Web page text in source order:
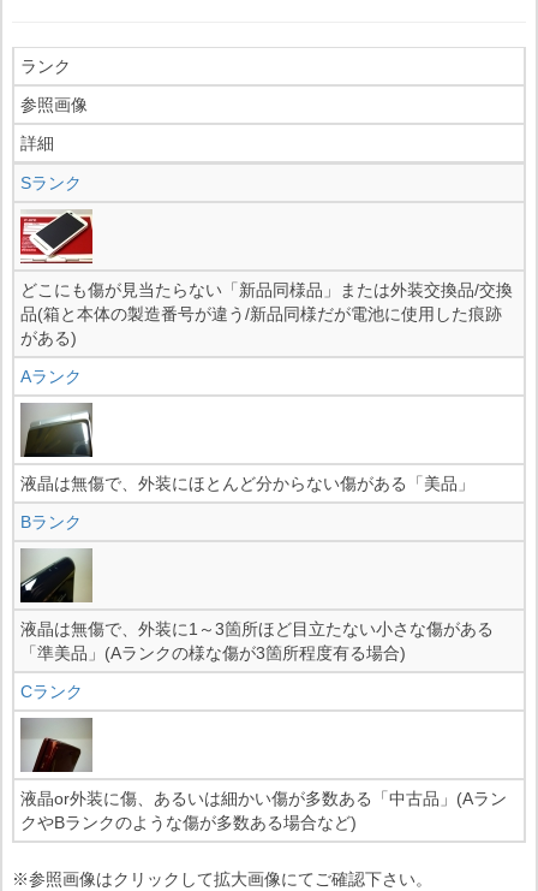
ランク
参照画像
詳細
Sランク
どこにも傷が見当たらない「新品同様品」または外装交換品/交換
品(箱と本体の製造番号が違う/新品同様だが電池に使用した痕跡
がある)
Aランク
液晶は無傷で、外装にほとんど分からない傷がある「美品」
Bランク
液晶は無傷で、外装に1～3箇所ほど目立たない小さな傷がある
「準美品」(Aランクの様な傷が3箇所程度有る場合)
Cランク
液晶or外装に傷、あるいは細かい傷が多数ある「中古品」(Aラン
クやBランクのような傷が多数ある場合など)
※参照画像はクリックして拡大画像にてご確認下さい。